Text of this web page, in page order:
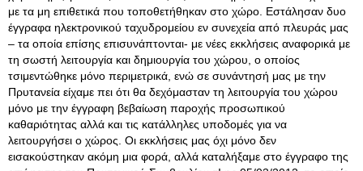
με τα μη επιθετικά που τοποθετήθηκαν στο χώρο. Εστάλησαν δυο
έγγραφα ηλεκτρονικού ταχυδρομείου εν συνεχεία από πλευράς μας
– τα οποία επίσης επισυνάπτονται- με νέες εκκλήσεις αναφορικά με
τη σωστή λειτουργία και δημιουργία του χώρου, ο οποίος
τσιμεντώθηκε μόνο περιμετρικά, ενώ σε συνάντησή μας με την
Πρυτανεία είχαμε πει ότι θα δεχόμασταν τη λειτουργία του χώρου
μόνο με την έγγραφη βεβαίωση παροχής προσωπικού
καθαριότητας αλλά και τις κατάλληλες υποδομές για να
λειτουργήσει ο χώρος. Οι εκκλήσεις μας όχι μόνο δεν
εισακούστηκαν ακόμη μια φορά, αλλά καταλήξαμε στο έγγραφο της